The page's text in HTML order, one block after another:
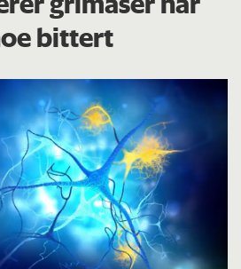
bittert